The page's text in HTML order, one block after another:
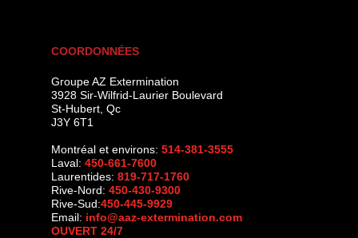
COORDONNÉES
Groupe AZ Extermination
3928 Sir-Wilfrid-Laurier Boulevard
St-Hubert Qc
J3Y 6T1
Montréal et environs: 514-381-3555
Laval: 450-661-7600
Laurentides: 819-717-1760
Rive-Nord: 450-430-9300
Rive-Sud:450-445-9929
Email: info@aaz-extermination.com
OUVERT 24/7